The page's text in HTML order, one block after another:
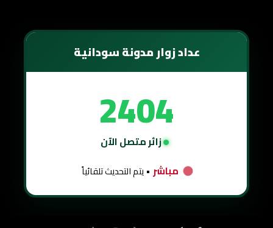
عداد زوار مدونة سودانية
2404
زائر متصل الآن
مباشر • يتم التحديث تلقائياً